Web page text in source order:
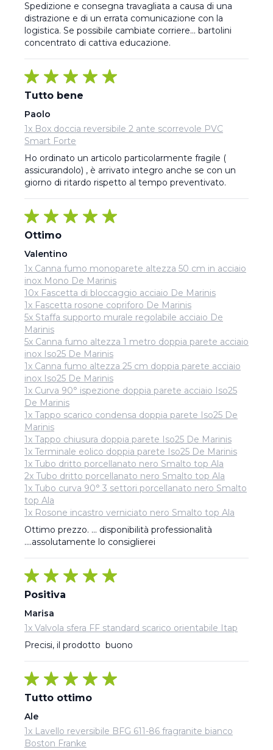
Spedizione e consegna travagliata a causa di una
distrazione e di un errata comunicazione con la
logistica. Se possibile cambiate corriere... bartolini
concentrato di cattiva educazione.
Tutto bene
Paolo
1x Box doccia reversibile 2 ante scorrevole PVC
Smart Forte
Ho ordinato un articolo particolarmente fragile (
assicurandolo) , è arrivato integro anche se con un
giorno di ritardo rispetto al tempo preventivato.
Ottimo
Valentino
1x Canna fumo monoparete altezza 50 cm in acciaio
inox Mono De Marinis
10x Fascetta di bloccaggio acciaio De Marinis
1x Fascetta rosone copriforo De Marinis
5x Staffa supporto murale regolabile acciaio De
Marinis
5x Canna fumo altezza 1 metro doppia parete acciaio
inox Iso25 De Marinis
1x Canna fumo altezza 25 cm doppia parete acciaio
inox Iso25 De Marinis
1x Curva 90° ispezione doppia parete acciaio Iso25
De Marinis
1x Tappo scarico condensa doppia parete Iso25 De
Marinis
1x Tappo chiusura doppia parete Iso25 De Marinis
1x Terminale eolico doppia parete Iso25 De Marinis
1x Tubo dritto porcellanato nero Smalto top Ala
2x Tubo dritto porcellanato nero Smalto top Ala
1x Tubo curva 90° 3 settori porcellanato nero Smalto
top Ala
1x Rosone incastro verniciato nero Smalto top Ala
Ottimo prezzo. ... disponibilità professionalità
....assolutamente lo consiglierei
Positiva
Marisa
1x Valvola sfera FF standard scarico orientabile Itap
Precisi, il prodotto  buono
Tutto ottimo
Ale
1x Lavello reversibile BFG 611-86 fragranite bianco
Boston Franke